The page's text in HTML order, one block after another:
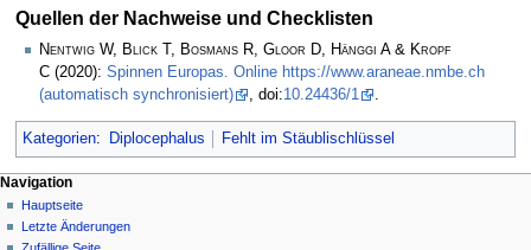
Quellen der Nachweise und Checklisten
Nentwig W, Blick T, Bosmans R, Gloor D, Hänggi A & Kropf
C (2020): Spinnen Europas. Online https://www.araneae.nmbe.ch
(automatisch synchronisiert)
, doi:10.24436/1
Kategorien: Diplocephalus Fehlt im Stäublischlüssel
Navigation
Hauptseite
Letzte Änderungen